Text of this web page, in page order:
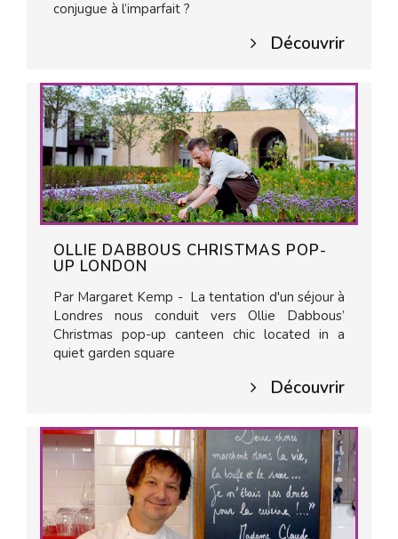
conjugue à l’imparfait ?
Découvrir
OLLIE DABBOUS CHRISTMAS POP-
UP LONDON
Par Margaret Kemp - La tentation d'un séjour à
Londres nous conduit vers Ollie Dabbous’
Christmas pop-up canteen chic located in a
quiet garden square
Découvrir